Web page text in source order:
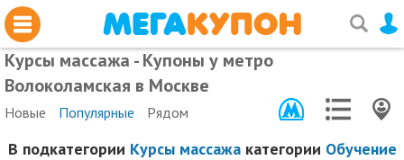
Курсы массажа - Купоны у метро
Волоколамская в Москве
Новые Популярные Рядом
В подкатегории Курсы массажакатегории Обучение